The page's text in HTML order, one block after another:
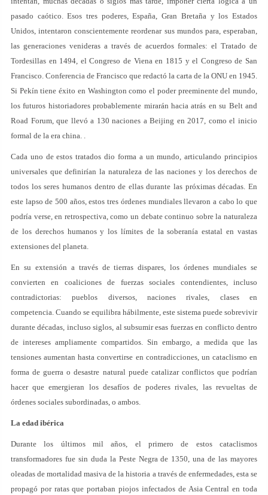
pasado caótico. Esos tres poderes, España, Gran Bretaña y los Estados
Unidos, intentaron conscientemente reordenar sus mundos para, esperaban,
las generaciones venideras a través de acuerdos formales: el Tratado de
Tordesillas en 1494, el Congreso de Viena en 1815 y el Congreso de San
Francisco. Conferencia de Francisco que redactó la carta de la ONU en 1945.
Si Pekín tiene éxito en Washington como el poder preeminente del mundo,
los futuros historiadores probablemente mirarán hacia atrás en su Belt and
Road Forum, que llevó a 130 naciones a Beijing en 2017, como el inicio
formal de la era china. .
Cada uno de estos tratados dio forma a un mundo, articulando principios
universales que definirían la naturaleza de las naciones y los derechos de
todos los seres humanos dentro de ellas durante las próximas décadas. En
este lapso de 500 años, estos tres órdenes mundiales llevaron a cabo lo que
podría verse, en retrospectiva, como un debate continuo sobre la naturaleza
de los derechos humanos y los límites de la soberanía estatal en vastas
extensiones del planeta.
En su extensión a través de tierras dispares, los órdenes mundiales se
convierten en coaliciones de fuerzas sociales contendientes, incluso
contradictorias: pueblos diversos, naciones rivales, clases en
competencia. Cuando se equilibra hábilmente, este sistema puede sobrevivir
durante décadas, incluso siglos, al subsumir esas fuerzas en conflicto dentro
de intereses ampliamente compartidos. Sin embargo, a medida que las
tensiones aumentan hasta convertirse en contradicciones, un cataclismo en
forma de guerra o desastre natural puede catalizar conflictos que podrían
hacer que emergieran los desafíos de poderes rivales, las revueltas de
órdenes sociales subordinadas, o ambos.
La edad ibérica
Durante los últimos mil años, el primero de estos cataclismos
transformadores fue sin duda la Peste Negra de 1350, una de las mayores
oleadas de mortalidad masiva de la historia a través de enfermedades, esta se
propagó por ratas que portaban piojos infectados de Asia Central en toda